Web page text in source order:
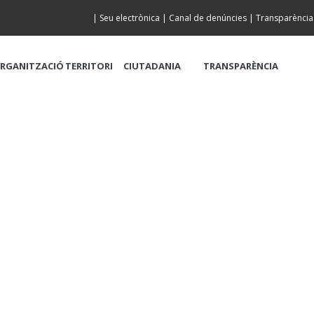
| Seu electrònica | Canal de denúncies | Transparència
TERRITORI CIUTADANIA TRANSPARÈNCIA